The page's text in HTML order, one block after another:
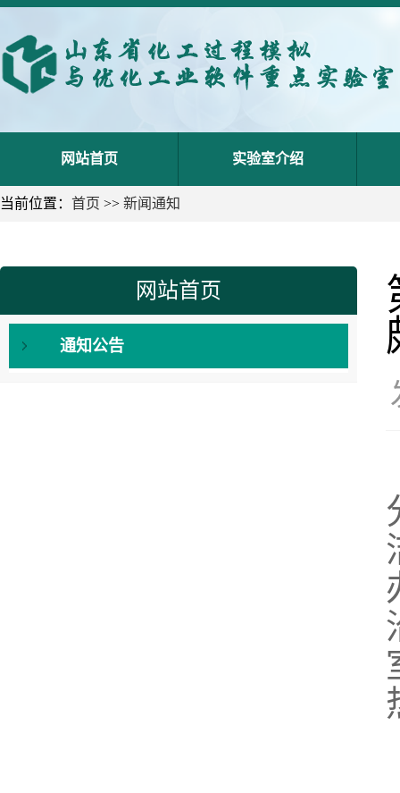
网站首页 实验室介绍
当前位置： 首页 >> 新闻通知
网站首页
通知公告